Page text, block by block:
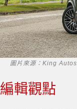
圖片來源：King Autos
編輯觀點